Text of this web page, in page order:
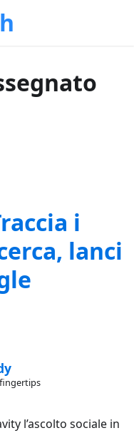
i
lanci
l’ascolto sociale in